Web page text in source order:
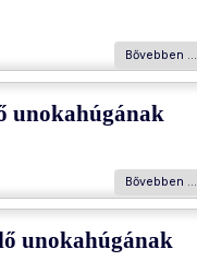
Bővebben …
unokahúgának
Bővebben …
unokahúgának